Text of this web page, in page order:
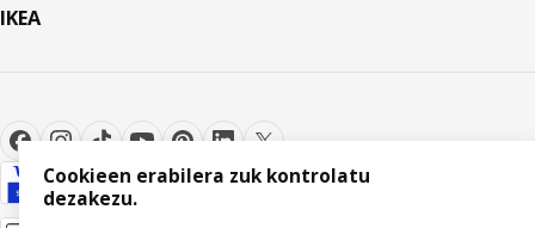
IKEA
Cookieen erabilera zuk kontrolatu
dezakezu.